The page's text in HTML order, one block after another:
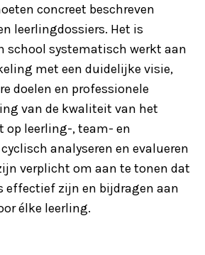
concreet beschreven
leerlingdossiers. Het is
school systematisch werkt aan
met een duidelijke visie,
doelen en professionele
van de kwaliteit van het
op leerling-, team- en
analyseren en evalueren
verplicht om aan te tonen dat
effectief zijn en bijdragen aan
élke leerling.